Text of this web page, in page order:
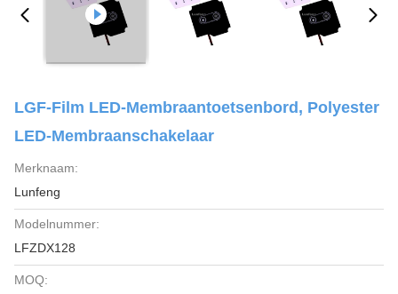
LGF-Film LED-Membraantoetsenbord, Polyester
LED-Membraanschakelaar
Merknaam:
Lunfeng
Modelnummer:
LFZDX128
MOQ: